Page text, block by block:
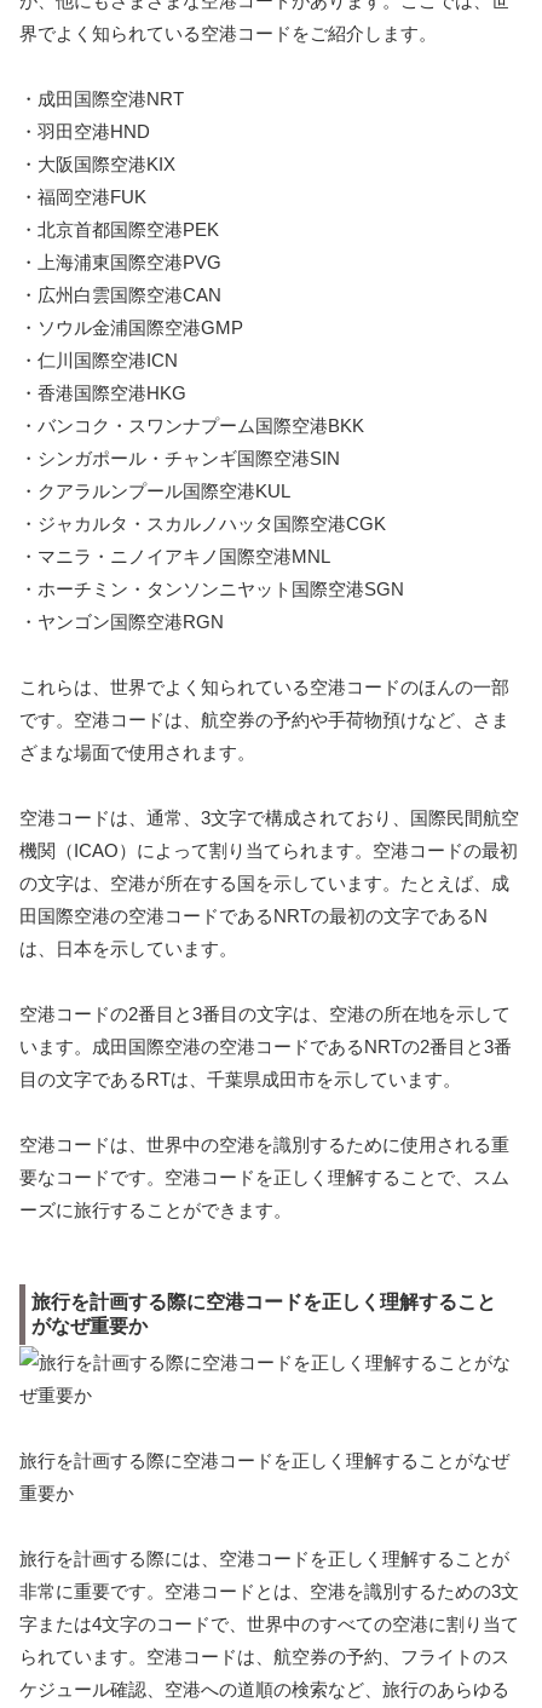
界でよく知られている空港コードをご紹介します。
・成田国際空港NRT
・羽田空港HND
・大阪国際空港KIX
・福岡空港FUK
・北京首都国際空港PEK
・上海浦東国際空港PVG
・広州白雲国際空港CAN
・ソウル金浦国際空港GMP
・仁川国際空港ICN
・香港国際空港HKG
・バンコク・スワンナプーム国際空港BKK
・シンガポール・チャンギ国際空港SIN
・クアラルンプール国際空港KUL
・ジャカルタ・スカルノハッタ国際空港CGK
・マニラ・ニノイアキノ国際空港MNL
・ホーチミン・タンソンニヤット国際空港SGN
・ヤンゴン国際空港RGN
これらは、世界でよく知られている空港コードのほんの一部
です。空港コードは、航空券の予約や手荷物預けなど、さま
ざまな場面で使用されます。
空港コードは、通常、3文字で構成されており、国際民間航空
機関（ICAO）によって割り当てられます。空港コードの最初
の文字は、空港が所在する国を示しています。たとえば、成
田国際空港の空港コードであるNRTの最初の文字であるN
は、日本を示しています。
空港コードの2番目と3番目の文字は、空港の所在地を示して
います。成田国際空港の空港コードであるNRTの2番目と3番
目の文字であるRTは、千葉県成田市を示しています。
空港コードは、世界中の空港を識別するために使用される重
要なコードです。空港コードを正しく理解することで、スム
ーズに旅行することができます。
旅行を計画する際に空港コードを正しく理解すること
がなぜ重要か
旅行を計画する際に空港コードを正しく理解することがなぜ
重要か
旅行を計画する際には、空港コードを正しく理解することが
非常に重要です。空港コードとは、空港を識別するための3文
字または4文字のコードで、世界中のすべての空港に割り当て
られています。空港コードは、航空券の予約、フライトのス
ケジュール確認、空港への道順の検索など、旅行のあらゆる